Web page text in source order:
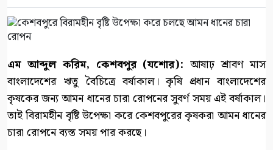
এম আব্দুল করিম, কেশবপুর (যশোর): আষাঢ় শ্রাবণ মাস
বাংলাদেশের ঋতু বৈচিত্রে বর্ষাকাল। কৃষি প্রধান বাংলাদেশের
কৃষকের জন্য আমন ধানের চারা রোপনের সুবর্ণ সময় এই বর্ষাকাল।
তাই বিরামহীন বৃষ্টি উপেক্ষা করে কেশবপুরের কৃষকরা আমন ধানের
চারা রোপনে ব্যস্ত সময় পার করছে।